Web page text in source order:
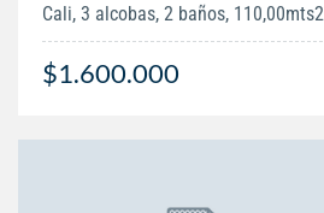
Cali, 3 alcobas, 2 baños, 110,00mts2
$1.600.000